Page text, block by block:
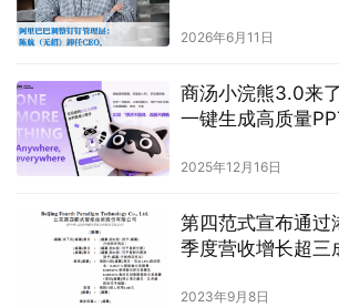
2026年6月11日
商汤小浣熊3.0来
一键生成高质量
2025年12月16日
第四范式宣布通过
季度营收增长超三
2023年9月8日